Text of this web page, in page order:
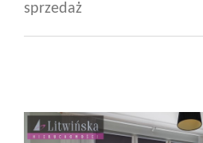
sprzedaż
−